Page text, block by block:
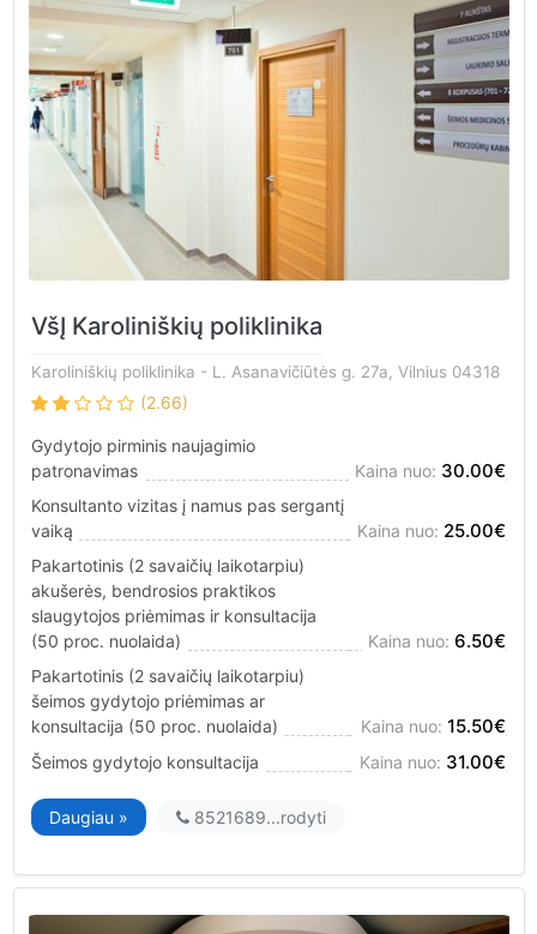
VšĮ Karoliniškių poliklinika
Karoliniškių poliklinika - L. Asanavičiūtės g. 27a, Vilnius 04318
(2.66)
Gydytojo pirminis naujagimio
patronavimas
Kaina nuo: 30.00€
Konsultanto vizitas į namus pas sergantį
vaiką
Kaina nuo: 25.00€
Pakartotinis (2 savaičių laikotarpiu)
akušerės, bendrosios praktikos
slaugytojos priėmimas ir konsultacija
(50 proc. nuolaida)
Kaina nuo: 6.50€
Pakartotinis (2 savaičių laikotarpiu)
šeimos gydytojo priėmimas ar
konsultacija (50 proc. nuolaida)
Kaina nuo: 15.50€
Šeimos gydytojo konsultacija Kaina nuo: 31.00€
Daugiau » 8521689...rodyti